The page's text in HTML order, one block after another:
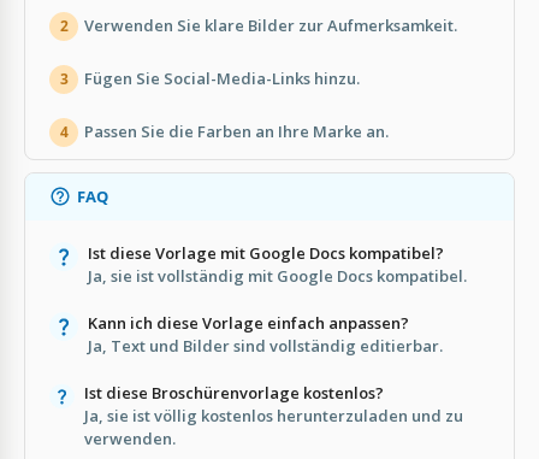
2 Verwenden Sie klare Bilder zur Aufmerksamkeit.
3 Fügen Sie Social-Media-Links hinzu.
4 Passen Sie die Farben an Ihre Marke an.
FAQ
Ist diese Vorlage mit Google Docs kompatibel?
Ja, sie ist vollständig mit Google Docs kompatibel.
Kann ich diese Vorlage einfach anpassen?
Ja, Text und Bilder sind vollständig editierbar.
Ist diese Broschürenvorlage kostenlos?
Ja, sie ist völlig kostenlos herunterzuladen und zu
verwenden.